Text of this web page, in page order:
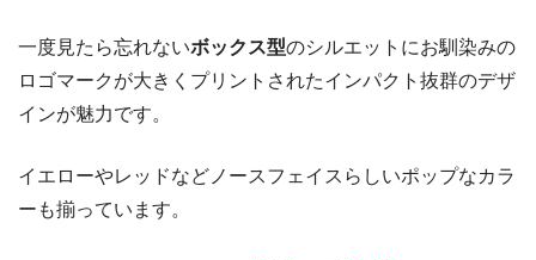
一度見たら忘れないボックス型のシルエットにお馴染みの
ロゴマークが大きくプリントされたインパクト抜群のデザ
インが魅力です。
イエローやレッドなどノースフェイスらしいポップなカラ
ーも揃っています。